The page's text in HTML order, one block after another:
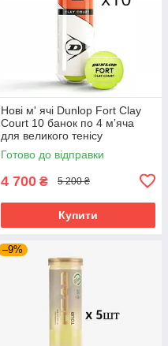
Нові м' ячі Dunlop Fort Clay
Court 10 банок по 4 мʼяча
для великого тенісу
Готово до відправки
4 700 ₴ 5 200 ₴
Купити
–9%